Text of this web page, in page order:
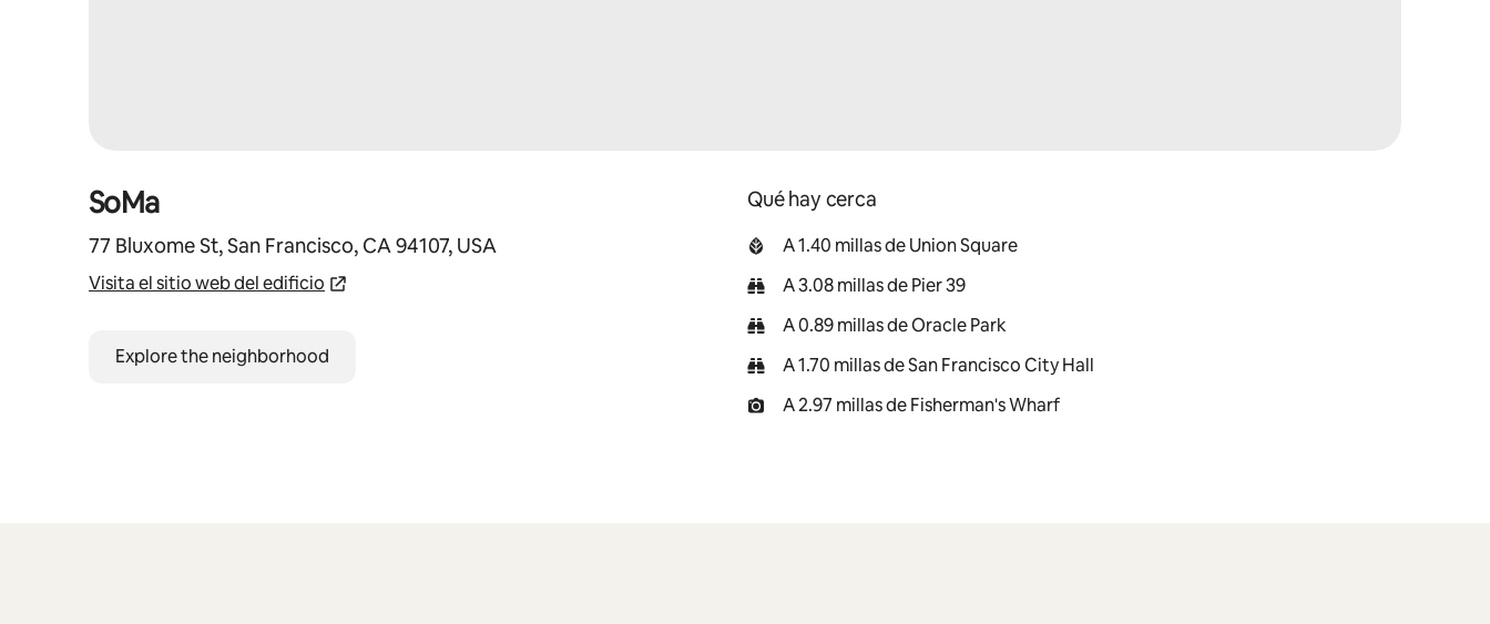
SoMa
77 Bluxome St, San Francisco, CA 94107, USA
Visita el sitio web del edificio
Explore the neighborhood
Qué hay cerca
A 1.40 millas de Union Square
A 3.08 millas de Pier 39
A 0.89 millas de Oracle Park
A 1.70 millas de San Francisco City Hall
A 2.97 millas de Fisherman's Wharf